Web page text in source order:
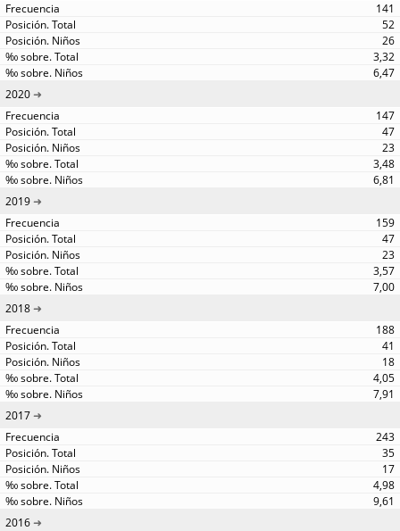
141
52
26
3,32
6,47
2020
147
47
23
3,48
6,81
2019
159
47
23
3,57
7,00
2018
188
41
18
4,05
7,91
2017
243
35
17
4,98
9,61
2016